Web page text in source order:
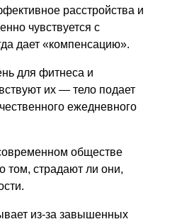
расстройства и
чувствуется с
дает «компенсацию».
для фитнеса и
их — тело подает
ежедневного
обществе
том, страдают ли они,
из-за завышенных